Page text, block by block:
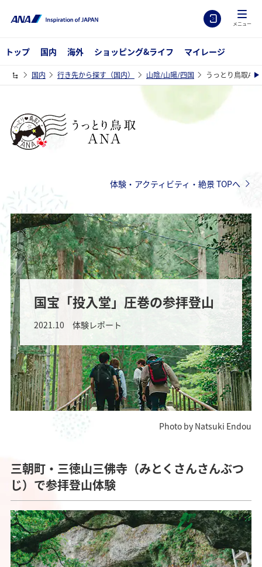
メニュー
トップ 国内 海外 ショッピング&ライフ マイレージ
国内 行き先から探す（国内） 山陰/山陽/四国 うっとり鳥取ANA
体験・アクティビティ・絶景 TOPへ
国宝「投入堂」圧巻の参拝登山
2021.10 体験レポート
Photo by Natsuki Endou
三朝町・三徳山三佛寺（みとくさんさんぶつ
じ）で参拝登山体験